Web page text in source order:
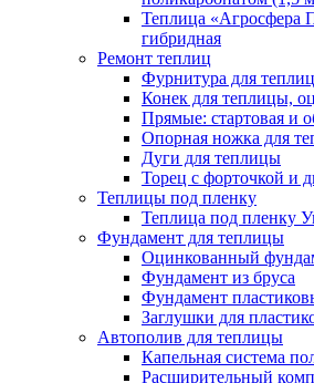
Теплица «Агросфера
гибридная
Ремонт теплиц
Фурнитура для
Конек для теплицы,
Прямые: стартовая и
Опорная ножка для
Дуги для теплицы
Торец с форточкой и
Теплицы под пленку
Теплица под пленку
Фундамент для теплицы
Оцинкованный
Фундамент из бруса
Фундамент
Заглушки для
Автополив для теплицы
Капельная система
Расширительный